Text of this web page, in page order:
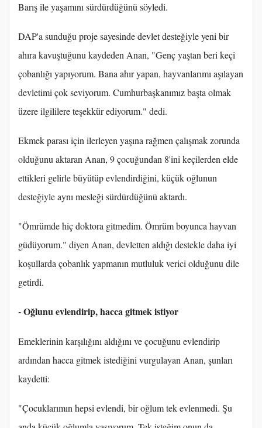
Barış ile yaşamını sürdürdüğünü söyledi.
DAP'a sunduğu proje sayesinde devlet desteğiyle yeni bir
ahıra kavuştuğunu kaydeden Anan, "Genç yaştan beri keçi
çobanlığı yapıyorum. Bana ahır yapan, hayvanlarımı aşılayan
devletimi çok seviyorum. Cumhurbaşkanımız başta olmak
üzere ilgililere teşekkür ediyorum." dedi.
Ekmek parası için ilerleyen yaşına rağmen çalışmak zorunda
olduğunu aktaran Anan, 9 çocuğundan 8'ini keçilerden elde
ettikleri gelirle büyütüp evlendirdiğini, küçük oğlunun
desteğiyle aynı mesleği sürdürdüğünü aktardı.
"Ömrümde hiç doktora gitmedim. Ömrüm boyunca hayvan
güdüyorum." diyen Anan, devletten aldığı destekle daha iyi
koşullarda çobanlık yapmanın mutluluk verici olduğunu dile
getirdi.
- Oğlunu evlendirip, hacca gitmek istiyor
Emeklerinin karşılığını aldığını ve çocuğunu evlendirip
ardından hacca gitmek istediğini vurgulayan Anan, şunları
kaydetti:
"Çocuklarımın hepsi evlendi, bir oğlum tek evlenmedi. Şu